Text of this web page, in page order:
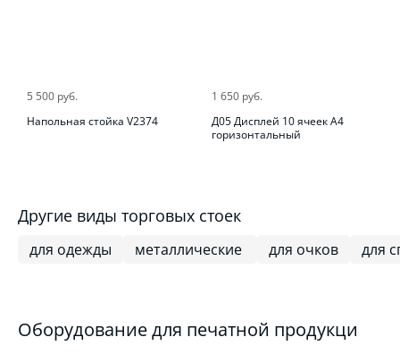
5 500 руб.
Напольная стойка V2374
1 650 руб.
Д05 Дисплей 10 ячеек А4
горизонтальный
Другие виды торговых стоек
для одежды металлические для очков для
Оборудование для печатной продукци